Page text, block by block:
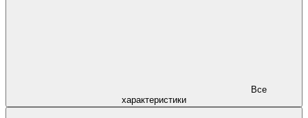
характеристики